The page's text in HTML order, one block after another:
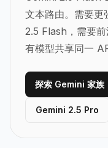
文本路由。需要更
2.5 Flash，需要
有模型共享同一
探索 Gemini 家族
Gemini 2.5 Pro